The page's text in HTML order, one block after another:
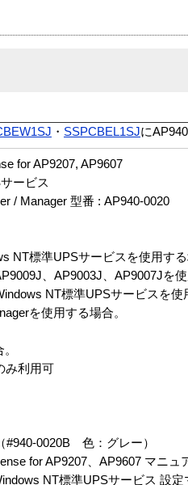
・ SSPCBEL1SJに
for AP9207, AP9607
ービス
/ Manager 型番 : AP940-0020
NT標準UPSサービスを使用する
、AP9003J、AP9007Jを使
NT標準UPSサービスを使
を使用する場合。
み利用可
#940-0020B 色：グレー）
for AP9207、AP9607 マニュ
NT標準UPSサービス 設